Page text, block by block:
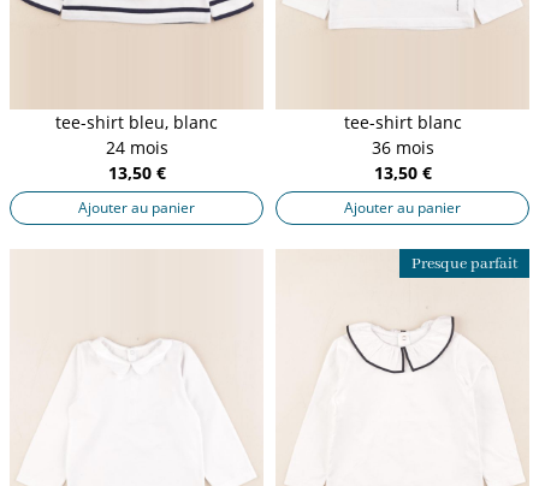
tee-shirt bleu, blanc
24 mois
13,50 €
Ajouter au panier
tee-shirt blanc
36 mois
13,50 €
Ajouter au panier
Presque parfait